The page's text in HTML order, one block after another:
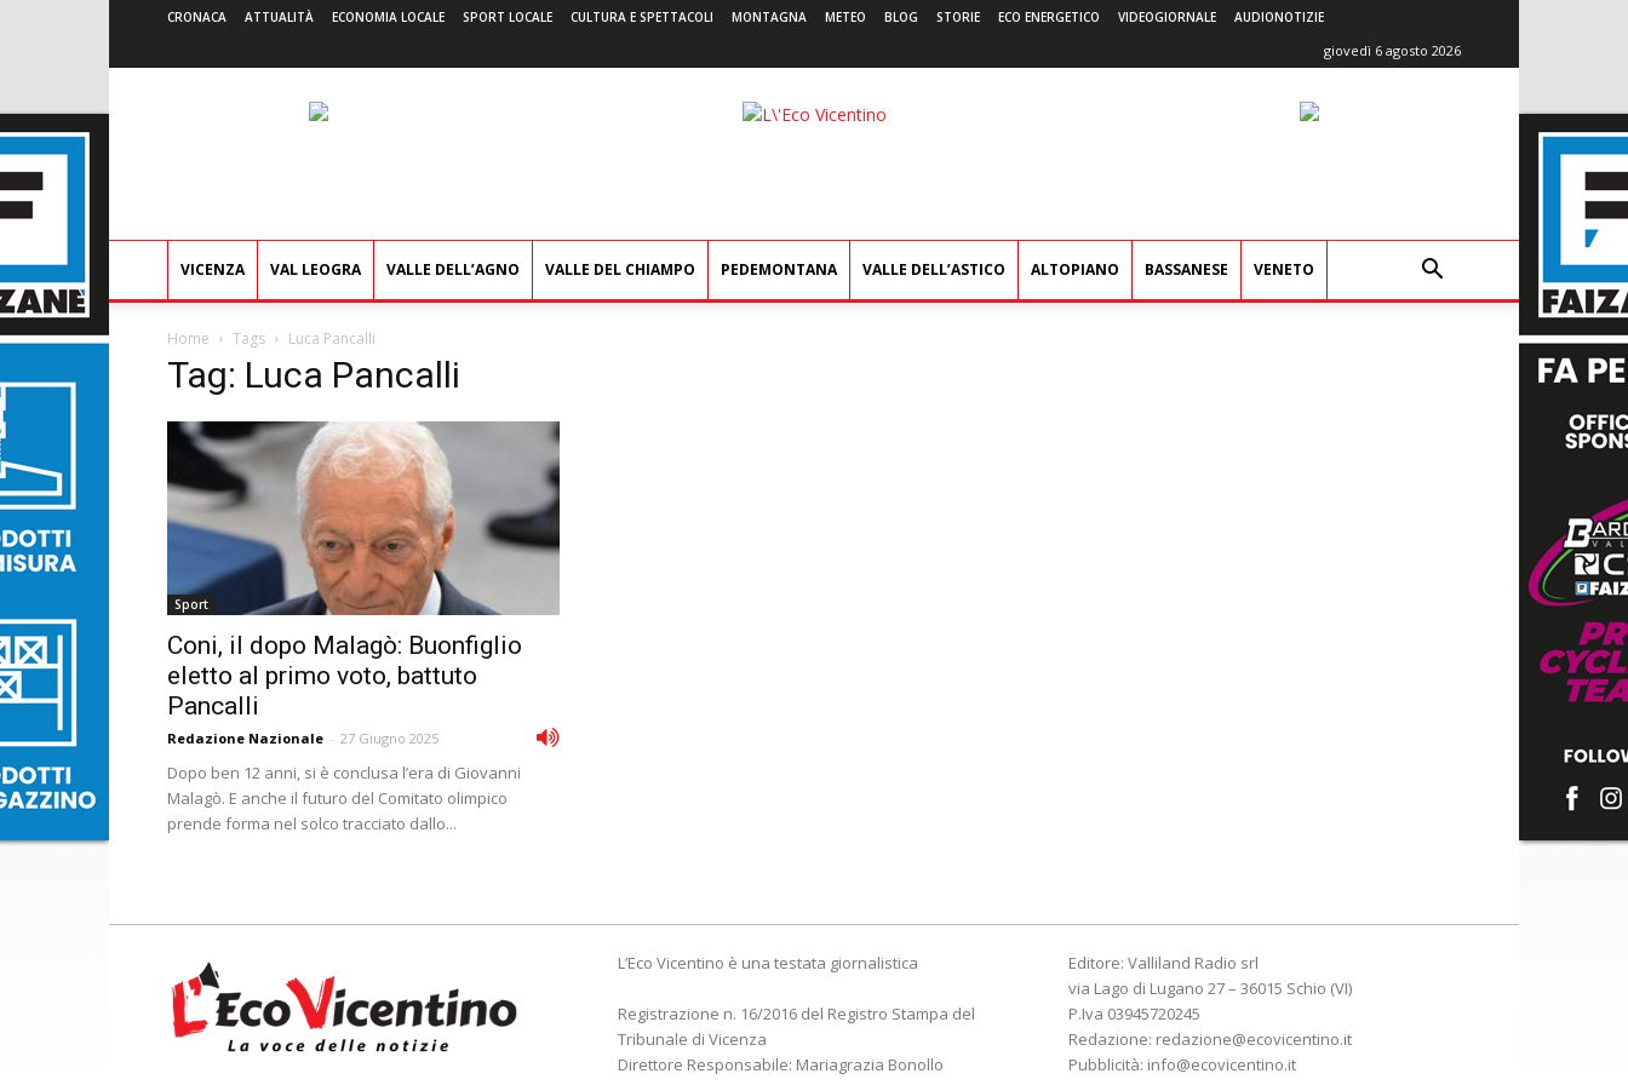
CRONACA ATTUALITÀ ECONOMIA LOCALE SPORT LOCALE CULTURA E SPETTACOLI MONTAGNA METEO BLOG STORIE ECO ENERGETICO VIDEOGIORNALE AUDIONOTIZIE
giovedì 6 agosto 2026
L'Eco
VICENZA VAL LEOGRA VALLE DELL’AGNO VALLE DEL CHIAMPO PEDEMONTANA VALLE DELL’ASTICO ALTOPIANO BASSANESE VENETO
Home Tags Luca Pancalli
Tag: Luca Pancalli
Sport
Coni, il dopo Malagò: Buonfiglio
eletto al primo voto, battuto
Pancalli
Redazione Nazionale - 27 Giugno 2025
Dopo ben 12 anni, si è conclusa l’era di Giovanni
Malagò. E anche il futuro del Comitato olimpico
prende forma nel solco tracciato dallo...
L’Eco Vicentino è una testata giornalistica
Registrazione n. 16/2016 del Registro Stampa del
Tribunale di Vicenza
Direttore Responsabile: Mariagrazia Bonollo
Editore: Valliland Radio srl
via Lago di Lugano 27 – 36015 Schio (VI)
P.Iva 03945720245
Redazione: redazione@ecovicentino.it
Pubblicità: info@ecovicentino.it